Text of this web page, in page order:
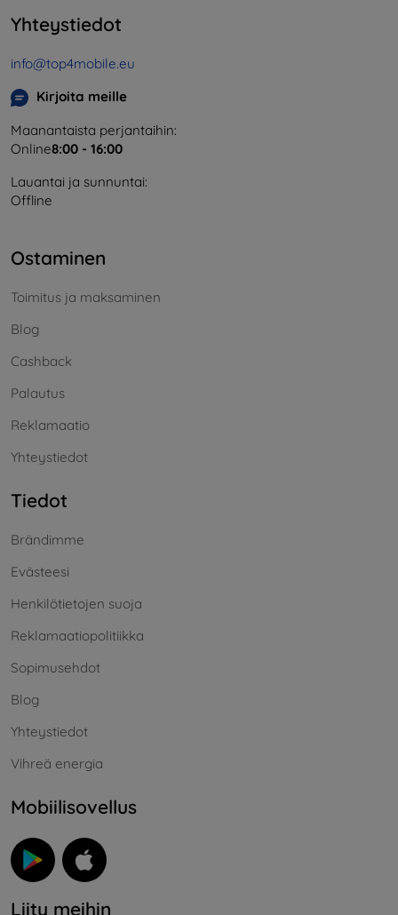
Yhteystiedot
info@top4mobile.eu
Kirjoita meille
Maanantaista perjantaihin:
Online8:00 - 16:00
Lauantai ja sunnuntai:
Offline
Ostaminen
Toimitus ja maksaminen
Blog
Cashback
Palautus
Reklamaatio
Yhteystiedot
Tiedot
Brändimme
Evästeesi
Henkilötietojen suoja
Reklamaatiopolitiikka
Sopimusehdot
Blog
Yhteystiedot
Vihreä energia
Mobiilisovellus
Liity meihin